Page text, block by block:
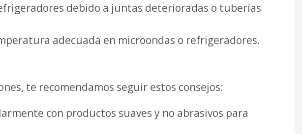
debido a juntas deterioradas o tuberías
adecuada en microondas o refrigeradores.
te recomendamos seguir estos consejos:
con productos suaves y no abrasivos para